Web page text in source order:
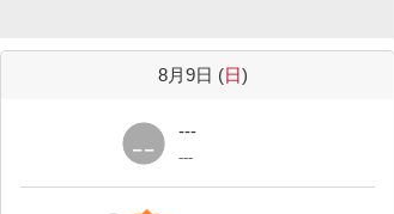
8月9日 (日)
---
---